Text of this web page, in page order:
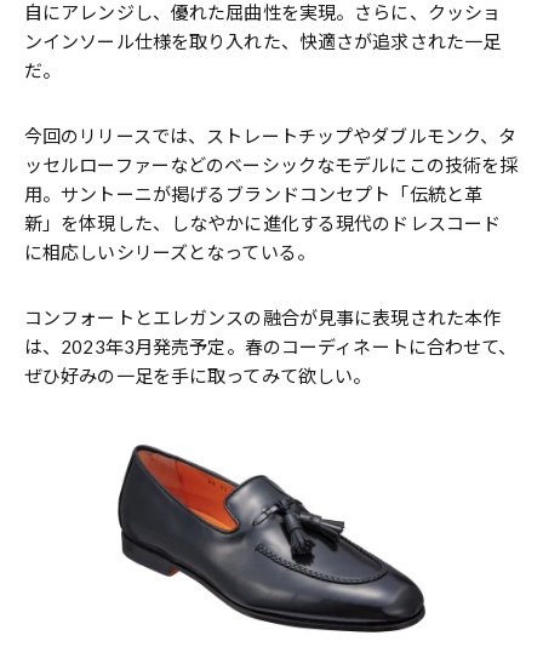
自にアレンジし、優れた屈曲性を実現。さらに、クッショ
ンインソール仕様を取り入れた、快適さが追求された一足
だ。
今回のリリースでは、ストレートチップやダブルモンク、タ
ッセルローファーなどのベーシックなモデルにこの技術を採
用。サントーニが掲げるブランドコンセプト「伝統と革
新」を体現した、しなやかに進化する現代のドレスコード
に相応しいシリーズとなっている。
コンフォートとエレガンスの融合が見事に表現された本作
は、2023年3月発売予定。春のコーディネートに合わせて、
ぜひ好みの一足を手に取ってみて欲しい。